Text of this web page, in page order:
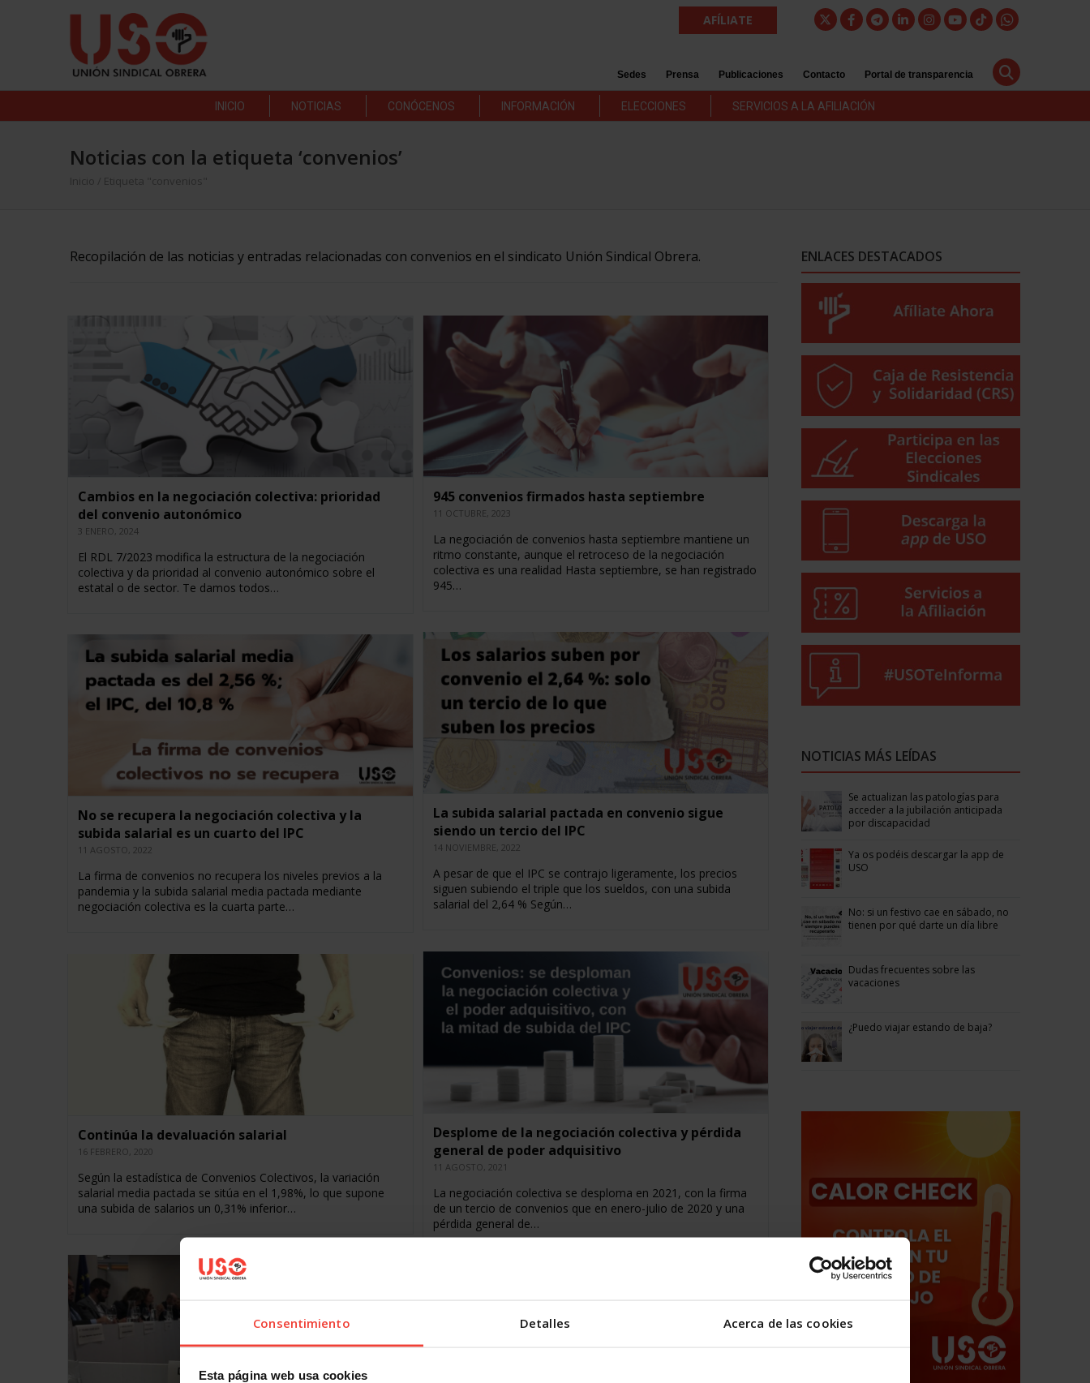
Consentimiento Detalles Acerca de las cookies
Esta página web usa cookies
AFÍLIATE
Sedes Prensa Publicaciones Contacto Portal de transparencia
INICIO NOTICIAS CONÓCENOS INFORMACIÓN ELECCIONES SERVICIOS A LA AFILIACIÓN
Noticias con la etiqueta ‘convenios’
Inicio Etiqueta "convenios"
Recopilación de las noticias y entradas relacionadas con convenios en el sindicato Unión Sindical Obrera.
Cambios en la negociación colectiva: prioridad
del convenio autonómico
3 ENERO, 2024
El RDL 7/2023 modifica la estructura de la negociación
colectiva y da prioridad al convenio autonómico sobre el
estatal o de sector. Te damos todos…
945 convenios firmados hasta septiembre
11 OCTUBRE, 2023
La negociación de convenios hasta septiembre mantiene un
ritmo constante, aunque el retroceso de la negociación
colectiva es una realidad Hasta septiembre, se han registrado
945…
La subida salarial pactada en convenio sigue
siendo un tercio del IPC
14 NOVIEMBRE, 2022
A pesar de que el IPC se contrajo ligeramente, los precios
siguen subiendo el triple que los sueldos, con una subida
salarial del 2,64 % Según…
No se recupera la negociación colectiva y la
subida salarial es un cuarto del IPC
11 AGOSTO, 2022
La firma de convenios no recupera los niveles previos a la
pandemia y la subida salarial media pactada mediante
negociación colectiva es la cuarta parte…
Desplome de la negociación colectiva y pérdida
general de poder adquisitivo
11 AGOSTO, 2021
La negociación colectiva se desploma en 2021, con la firma
de un tercio de convenios que en enero-julio de 2020 y una
pérdida general de…
Continúa la devaluación salarial
16 FEBRERO, 2020
Según la estadística de Convenios Colectivos, la variación
salarial media pactada se sitúa en el 1,98%, lo que supone
una subida de salarios un 0,31% inferior…
ENLACES DESTACADOS
NOTICIAS MÁS LEÍDAS
Se actualizan las patologías para
acceder a la jubilación anticipada
por discapacidad
Ya os podéis descargar la app de
USO
No: si un festivo cae en sábado, no
tienen por qué darte un día libre
Dudas frecuentes sobre las
vacaciones
¿Puedo viajar estando de baja?